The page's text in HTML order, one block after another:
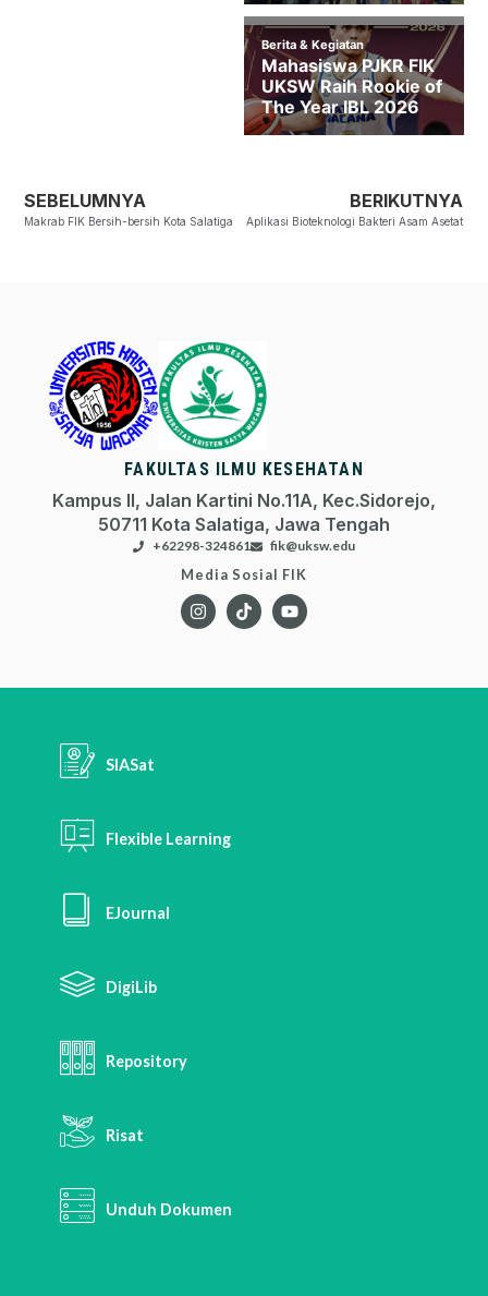
SEBELUMNYA
Makrab FIK Bersih-bersih Kota Salatiga
BERIKUTNYA
Aplikasi Bioteknologi Bakteri Asam Asetat
FAKULTAS ILMU KESEHATAN
Kampus II, Jalan Kartini No.11A, Kec.Sidorejo,
50711 Kota Salatiga, Jawa Tengah
+62298-324861 fik@uksw.edu
Media Sosial FIK
SIASat
Flexible Learning
EJournal
DigiLib
Repository
Risat
Unduh Dokumen